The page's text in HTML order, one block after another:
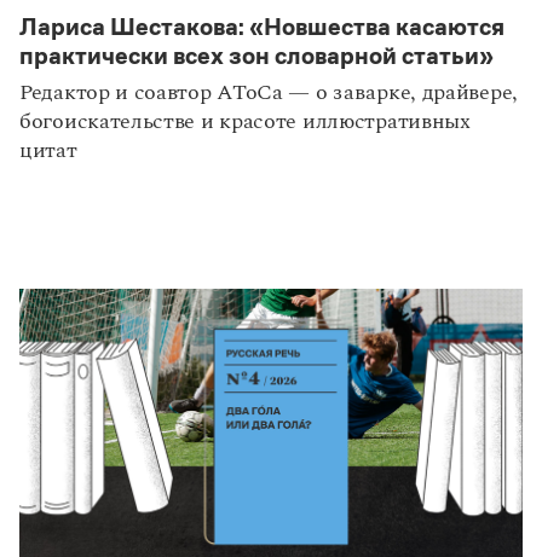
Лариса Шестакова: «Новшества касаются
практически всех зон словарной статьи»
Редактор и соавтор АТоСа — о заварке, драйвере,
богоискательстве и красоте иллюстративных
цитат